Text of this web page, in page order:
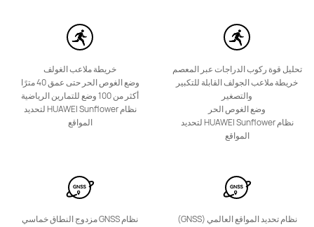
تحليل قوة ركوب الدراجات عبر المعصم
خريطة ملاعب الجولف القابلة للتكبير
والتصغير
وضع الغوص الحر
نظام HUAWEI Sunflower لتحديد
المواقع
نظام تحديد المواقع العالمي (GNSS)
خريطة ملاعب الغولف
وضع الغوص الحر حتى عمق 40 مترًا
أكثر من 100 وضع للتمارين الرياضية
نظام HUAWEI Sunflower لتحديد
المواقع
نظام GNSS مزدوج النطاق خماسي